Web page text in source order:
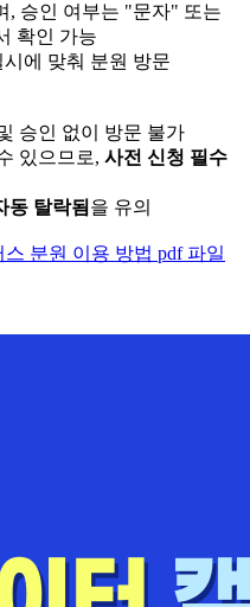
, 승인 여부는 "문자" 또는
확인 가능
에 맞춰 분원 방문
승인 없이 방문 불가
있으므로, 사전 신청 필수
동 탈락됨 을 유의
분원 이용 방법 pdf 파일